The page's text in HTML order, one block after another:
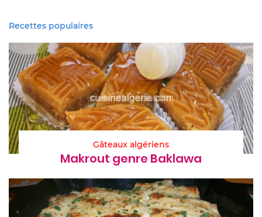
Recettes populaires
Gâteaux algériens
Makrout genre Baklawa